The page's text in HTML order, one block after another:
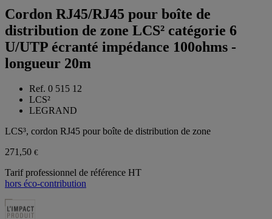
Cordon RJ45/RJ45 pour boîte de
distribution de zone LCS² catégorie 6
U/UTP écranté impédance 100ohms -
longueur 20m
Ref. 0 515 12
LCS²
LEGRAND
LCS³, cordon RJ45 pour boîte de distribution de zone
271,50 €
Tarif professionnel de référence HT
hors éco-contribution